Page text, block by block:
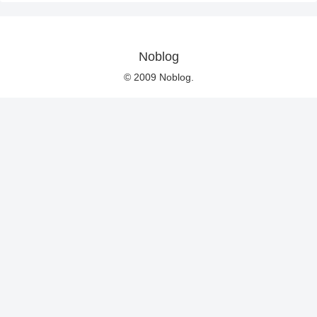
Noblog
© 2009 Noblog.